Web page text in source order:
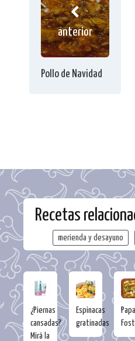
anterior
Pollo de Navidad
Recetas
merienda y desayuno
¿Piernas
cansadas?
Mirá la
Espinacas
gratinadas